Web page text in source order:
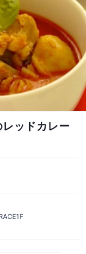
レッドカレー